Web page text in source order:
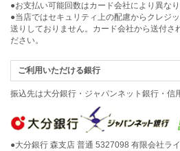
●お支払い可能回数はカード会社により異なり
●当店ではセキュリティ上の配慮からクレジ
送りしておりません。カード会社から送付さ
ださい。
ご利用いただける銀行
振込先は大分銀行・ジャパンネット銀行・信
●大分銀行 森支店 普通 5327098 有限会社ラ